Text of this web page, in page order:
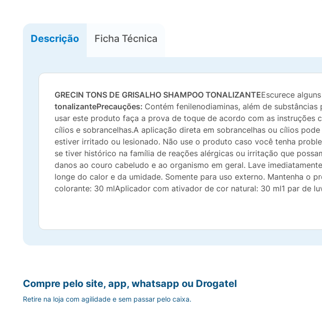
Descrição Ficha Técnica
GRECIN TONS DE GRISALHO SHAMPOO TONALIZANTEEscurece
tonalizantePrecauções: Contém fenilenodiaminas, além de
usar este produto faça a prova de toque de acordo com as instruções
cílios e sobrancelhas.A aplicação direta em sobrancelhas ou cílios
estiver irritado ou lesionado. Não use o produto caso você tenha
se tiver histórico na família de reações alérgicas ou irritação que
danos ao couro cabeludo e ao organismo em geral. Lave
longe do calor e da umidade. Somente para uso externo. Mantenha o
colorante: 30 mlAplicador com ativador de cor natural: 30 ml1 par de
Compre pelo site, app, whatsapp ou Drogatel
Retire na loja com agilidade e sem passar pelo caixa.